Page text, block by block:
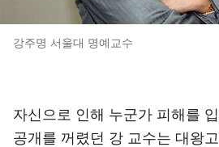
강주명 서울대 명예교수
자신으로 인해 누군가 피해를
공개를 꺼렸던 강 교수는 대왕